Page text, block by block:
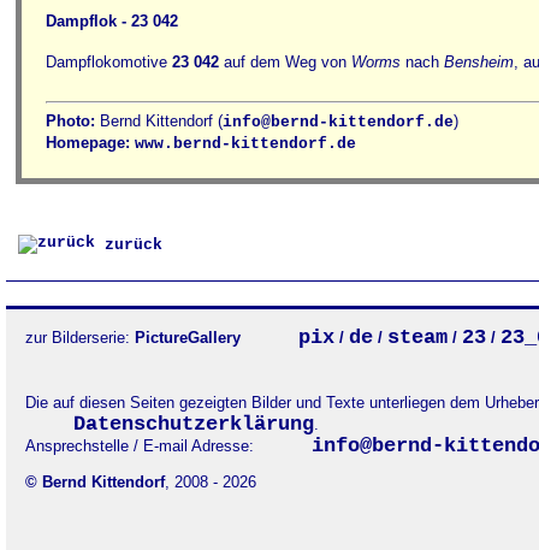
Dampflok - 23 042
Dampflokomotive 23 042 auf dem Weg von Worms nach Bensheim,
Photo: Bernd Kittendorf (info@bernd-kittendorf.de)
Homepage: www.bernd-kittendorf.de
zurück
zur Bilderserie: PictureGallery pix / de / steam / 23 /
Die auf diesen Seiten gezeigten Bilder und Texte unterliegen dem
Datenschutzerklärung.
Ansprechstelle / E-mail Adresse:
info@bernd-
© Bernd Kittendorf, 2008 - 2026